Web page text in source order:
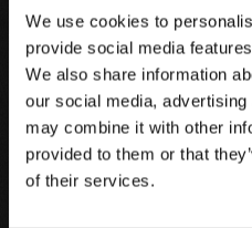
We use cookies to
provide social media
We also share information
our social media,
may combine it with other
provided to them or that
of their services.
Von der Traube bis zur
AUSBAU UND
Auf dem Weingut Luce versteht
einer reichhaltigen,